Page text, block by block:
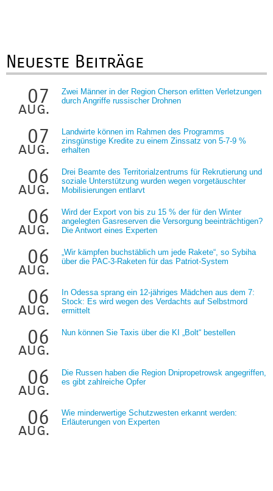
Neueste Beiträge
07
aug.
Zwei Männer in der Region Cherson erlitten Verletzungen
durch Angriffe russischer Drohnen
07
aug.
Landwirte können im Rahmen des Programms
zinsgünstige Kredite zu einem Zinssatz von 5-7-9 %
erhalten
06
aug.
Drei Beamte des Territorialzentrums für Rekrutierung und
soziale Unterstützung wurden wegen vorgetäuschter
Mobilisierungen entlarvt
06
aug.
Wird der Export von bis zu 15 % der für den Winter
angelegten Gasreserven die Versorgung beeinträchtigen?
Die Antwort eines Experten
06
aug.
„Wir kämpfen buchstäblich um jede Rakete“, so Sybiha
über die PAC-3-Raketen für das Patriot-System
06
aug.
In Odessa sprang ein 12-jähriges Mädchen aus dem 7:
Stock: Es wird wegen des Verdachts auf Selbstmord
ermittelt
06
aug.
Nun können Sie Taxis über die KI „Bolt“ bestellen
06
aug.
Die Russen haben die Region Dnipropetrowsk angegriffen,
es gibt zahlreiche Opfer
06
aug.
Wie minderwertige Schutzwesten erkannt werden:
Erläuterungen von Experten